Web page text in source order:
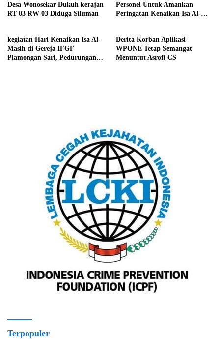
Desa Wonosekar Dukuh kerajan
RT 03 RW 03 Diduga Siluman
Personel Untuk Amankan
Peringatan Kenaikan Isa Al-
kegiatan Hari Kenaikan Isa Al-
Masih di Gereja IFGF
Plamongan Sari, Pedurungan,
Derita Korban Aplikasi
WPONE Tetap Semangat
Menuntut Asrofi CS
Terpopuler